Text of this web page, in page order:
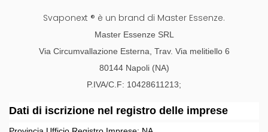
Svaponext ® è un brand di Master Essenze.
Master Essenze SRL
Via Circumvallazione Esterna, Trav. Via melitiello 6
80144 Napoli (NA)
P.IVA/C.F: 10428611213;
Dati di iscrizione nel registro delle imprese